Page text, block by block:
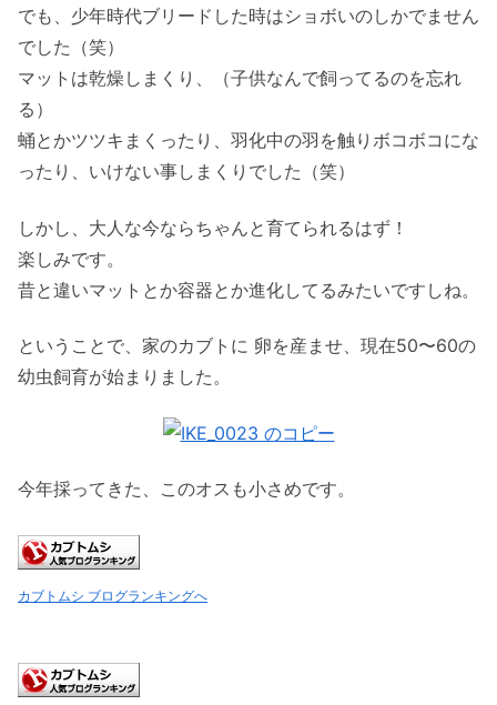
でも、少年時代ブリードした時はショボいのしかでません
でした（笑）
マットは乾燥しまくり、（子供なんで飼ってるのを忘れ
る）
蛹とかツツキまくったり、羽化中の羽を触りボコボコにな
ったり、いけない事しまくりでした（笑）
しかし、大人な今ならちゃんと育てられるはず！
楽しみです。
昔と違いマットとか容器とか進化してるみたいですしね。
ということで、家のカブトに 卵を産ませ、現在50〜60の
幼虫飼育が始まりました。
今年採ってきた、このオスも小さめです。
カブトムシ ブログランキングへ